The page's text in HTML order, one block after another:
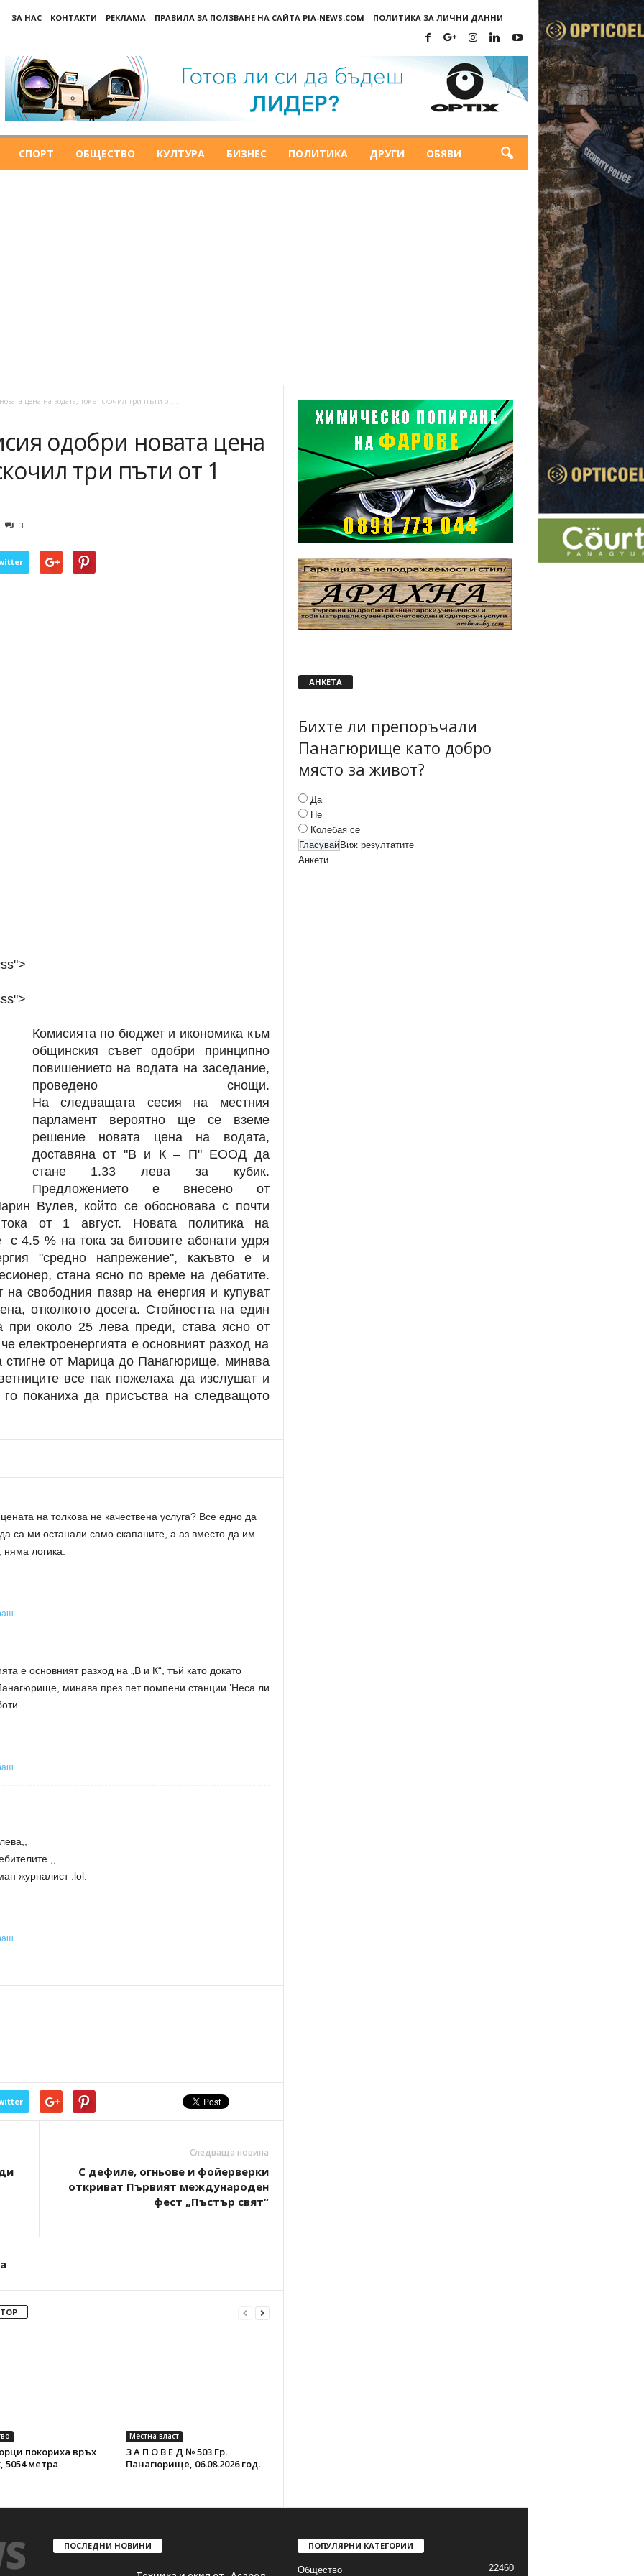
ЗА НАС КОНТАКТИ РЕКЛАМА ПРАВИЛА ЗА ПОЛЗВАНЕ НА САЙТА PIA-NEWS.COM ПОЛИТИКА ЗА ЛИЧНИ ДАННИ
СПОРТ ОБЩЕСТВО КУЛТУРА БИЗНЕС ПОЛИТИКА ДРУГИ ОБЯВИ
цена на водата, токът скочил три пъти от...
одобри новата цена
три пъти от 1
3
Комисията по бюджет и икономика към
общинския съвет одобри принципно
повишението на водата на заседание,
проведено снощи.
На следващата сесия на местния
парламент вероятно ще се вземе
решение новата цена на водата,
доставяна от "В и К – П" ЕООД да
стане 1.33 лева за кубик.
Предложението е внесено от
Вулев, който се обосновава с почти
от 1 август. Новата политика на
с 4.5 % на тока за битовите абонати удря
"средно напрежение", какъвто е и
стана ясно по време на дебатите.
на свободния пазар на енергия и купуват
отколкото досега. Стойността на един
при около 25 лева преди, става ясно от
електроенергията е основният разход на
стигне от Марица до Панагюрище, минава
все пак пожелаха да изслушат и
поканиха да присъства на следващото
на толкова не качествена услуга? Все едно да
са ми останали само скапаните, а аз вместо да им
логика.
е основният разход на „В и К“, тъй като докато
минава през пет помпени станции.’Неса ли
,,
журналист :lol:
Следваща новина
С дефиле, огньове и фойерверки
откриват Първият международен
фест „Пъстър свят“
покориха връх
5054 метра
Местна власт
З А П О В Е Д № 503 Гр.
Панагюрище, 06.08.2026 год.
АНКЕТА
Бихте ли препоръчали
Панагюрище като добро
място за живот?
Да
Не
Колебая се
Виж резултатите
Анкети
ПОСЛЕДНИ НОВИНИ ПОПУЛЯРНИ КАТЕГОРИИ
Общество 22460